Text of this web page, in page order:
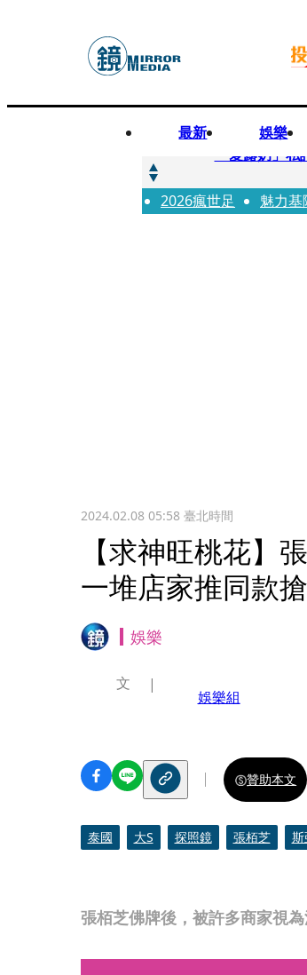
最新 娛樂
快訊
「愛露奶」
快訊
台玻夫人稱長
2026瘋世足 魅力基
2024.02.08 05:58臺北時間
【求神旺桃花】
一堆店家推同款
娛樂
張栢芝佛牌後，被許多商家視
文
娛樂組
贊助本文
泰國 大S 探照鏡 張栢芝 斯